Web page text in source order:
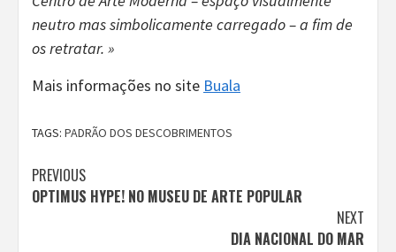
neutro mas simbolicamente carregado – a fim de
os retratar. »
Mais informações no site Buala
TAGS: PADRÃO DOS DESCOBRIMENTOS
Continue
Reading
PREVIOUS
OPTIMUS HYPE! NO MUSEU DE ARTE POPULAR
NEXT
DIA NACIONAL DO MAR